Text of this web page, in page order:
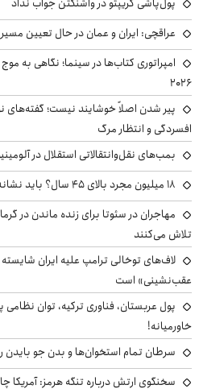
عراقچی: ایران و عمان در حال تعیین
امپراتوری کتاب‌ها در سینما؛ نگاهی به
۲۰۲۶
پیر شدن اصلاً خوشایند نیست؛ گفته‌های
افسردگی و انتظار مرگ
بمب‌های نقل‌وانتقالاتی استقلال در
۱۸ میلیون مجرد بالای ۴۵ سال؟ باید نشانه‌های بحران اجتماعی را جدی گرفت
مهاجران در سئوتا برای زنده ماندن در
تلاش می‌کنند
لاف‌های توخالی ترامپ علیه ایران
عقب‌نشینی» است
پول عربستان، فناوری ترکیه، توان
خاورمیانه!
سرطان تمام استخوان‌ها و بدن جو بایدن
سخنگوی ارتش درباره تنگه هرمز: